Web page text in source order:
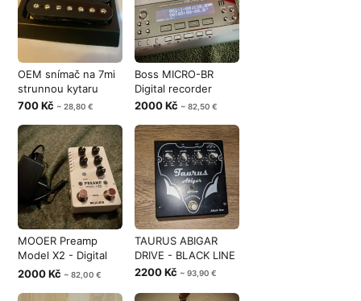
OEM snímač na 7mi
strunnou kytaru
700 Kč ~ 28,80 €
Boss MICRO-BR
Digital recorder
2000 Kč ~ 82,50 €
MOOER Preamp
Model X2 - Digital
Preamp Pedal
2000 Kč ~ 82,00 €
TAURUS ABIGAR
DRIVE - BLACK LINE
2200 Kč ~ 93,90 €